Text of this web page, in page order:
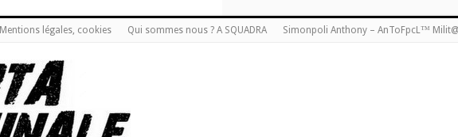
Mentions légales, cookies Qui sommes nous ? A SQUADRA Simonpoli Anthony – AnToFpcL™